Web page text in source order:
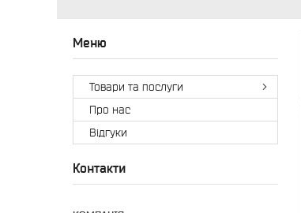
Товари та послуги
Про нас
Вiдгуки
Контакти